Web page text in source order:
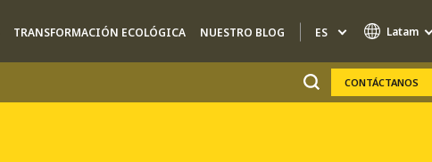
TRANSFORMACIÓN ECOLÓGICA NUESTRO BLOG ES Latam
CONTÁCTANOS